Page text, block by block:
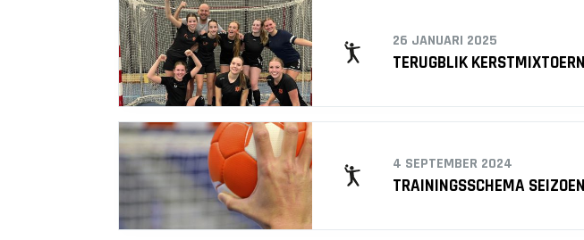
26 JANUARI 2025
TERUGBLIK
4 SEPTEMBER 2024
TRAININGSSCHEMA